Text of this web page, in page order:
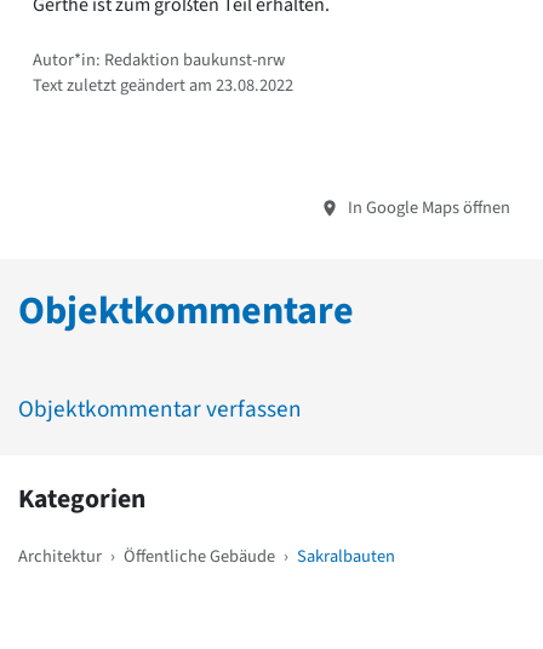
Autor*in: Redaktion baukunst-nrw
Text zuletzt geändert am 23.08.2022
In Google Maps öffnen
Objektkommentare
Objektkommentar verfassen
Kategorien
Architektur › Öffentliche Gebäude › Sakralbauten